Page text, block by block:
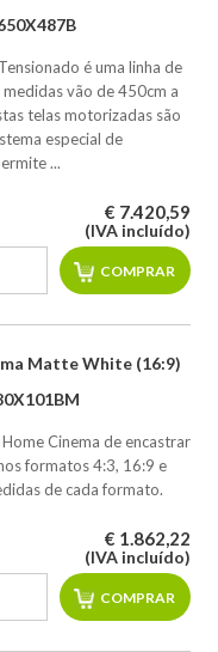
é uma linha de
vão de 450cm a
telas motorizadas são
especial de
...
€ 7.420,59
(IVA incluído)
Matte White (16:9)
Cinema de encastrar
formatos 4:3, 16:9 e
de cada formato.
€ 1.862,22
(IVA incluído)